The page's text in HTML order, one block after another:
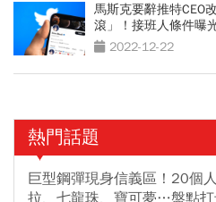
馬斯克要辭推特
滾」！接班人條件曝
2022-12-22
熱門話題
巨型鋼彈現身信義區！20個
拉、七龍珠、寶可夢…盤點